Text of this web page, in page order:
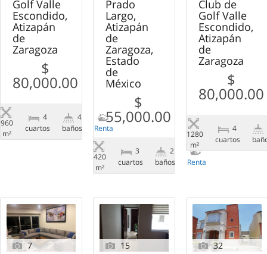
Golf Valle
Escondido,
Atizapán
de
Zaragoza
$
80,000.00
960
m²
4
сuartos
4
baños
Renta
Prado
Largo,
Atizapán
de
Zaragoza,
Estado
de
México
$
55,000.00
420
m²
3
сuartos
2
baños
Renta
Club de
Golf Valle
Escondido,
Atizapán
de
Zaragoza
$
80,000.00
1280
m²
4
сuartos
7 15 32